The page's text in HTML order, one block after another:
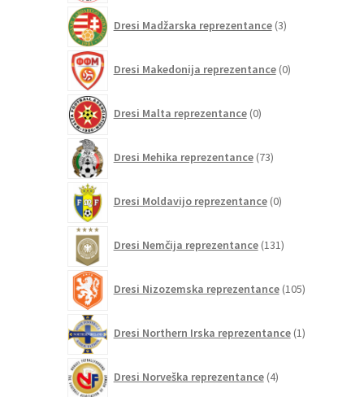
Dresi Madžarska reprezentance 3izdelki
Dresi Makedonija reprezentance 0izdelkov
Dresi Malta reprezentance 0izdelkov
Dresi Mehika reprezentance 73izdelkov
Dresi Moldavijo reprezentance 0izdelkov
Dresi Nemčija reprezentance 131izdelkov
Dresi Nizozemska reprezentance 105izdelkov
Dresi Northern Irska reprezentance 1izdelek
Dresi Norveška reprezentance 4izdelki